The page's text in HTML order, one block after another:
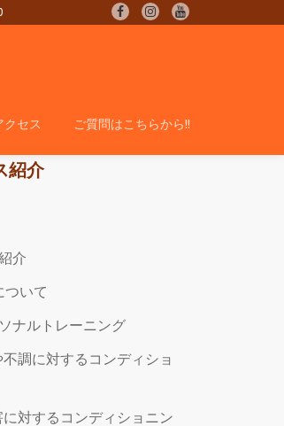
fa-
fa-
fa-
クセス ご質問はこちらから!!
紹介
介
ついて
ナルトレーニング
調に対するコンディショ
対するコンディショニン